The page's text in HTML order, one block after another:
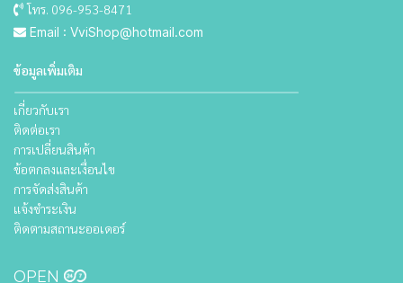
โทร. 096-953-8471
Email : VviShop@hotmail.com
ข้อมูลเพิ่มเติม
เกี่ยวกับเรา
ติดต่อเรา
การเปลี่ยนสินค้า
ข้อตกลงและเงื่อนไข
การจัดส่งสินค้า
แจ้งชำระเงิน
ติดตามสถานะออเดอร์
OPEN